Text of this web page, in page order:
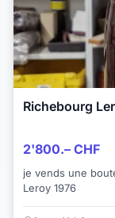
Richebourg
2'800.– CHF
je vends une
Leroy 1976